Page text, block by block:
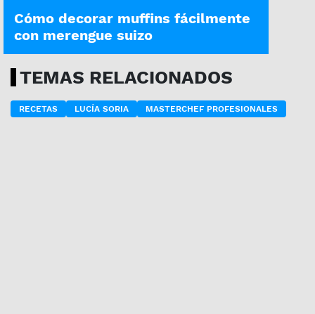
Cómo decorar muffins fácilmente
con merengue suizo
TEMAS RELACIONADOS
RECETAS LUCÍA SORIA MASTERCHEF PROFESIONALES